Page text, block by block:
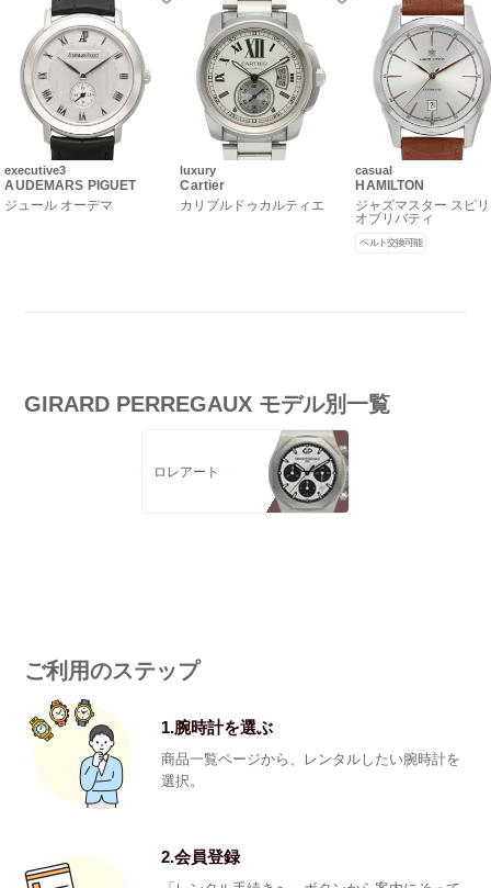
executive3
AUDEMARS PIGUET
ジュール オーデマ
luxury
Cartier
カリブルドゥカルティエ
casual
HAMILTON
ジャズマスター スピ
オブリバティ
ベルト交換可能
GIRARD PERREGAUX モデル別一覧
ロレアート
ご利用のステップ
1.腕時計を選ぶ
商品一覧ページから、レンタルしたい腕時計を
選択。
2.会員登録